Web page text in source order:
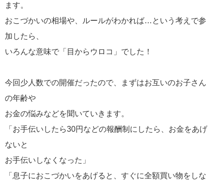
ます。
おこづかいの相場や、ルールがわかれば…という考えで参
加したら、
いろんな意味で「目からウロコ」でした！
今回少人数での開催だったので、まずはお互いのお子さん
の年齢や
お金の悩みなどを聞いていきます。
「お手伝いしたら30円などの報酬制にしたら、お金をあげ
ないと
お手伝いしなくなった」
「息子におこづかいをあげると、すぐに全額買い物をしな